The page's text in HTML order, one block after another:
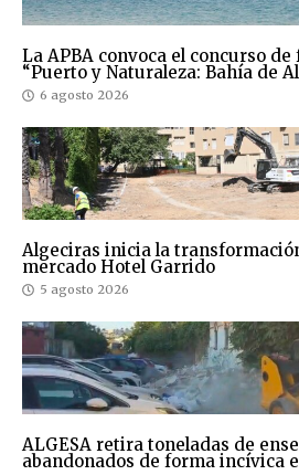
La APBA convoca el concurso
“Puerto y Naturaleza: Bahía de
6 agosto 2026
Algeciras inicia la
mercado Hotel Garrido
5 agosto 2026
ALGESA retira toneladas de
abandonados de forma incívica